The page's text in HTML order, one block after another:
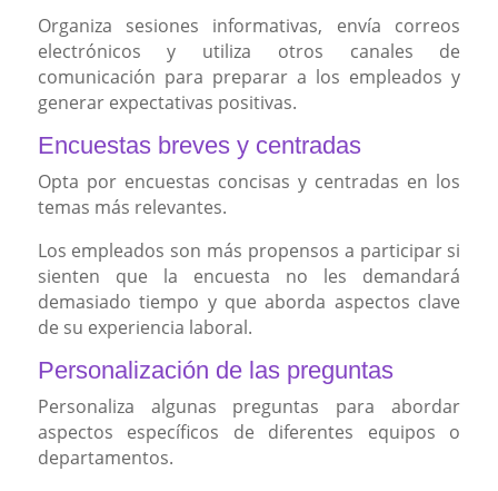
Organiza sesiones informativas, envía correos
electrónicos y utiliza otros canales de
comunicación para preparar a los empleados y
generar expectativas positivas.
Encuestas breves y centradas
Opta por encuestas concisas y centradas en los
temas más relevantes.
Los empleados son más propensos a participar si
sienten que la encuesta no les demandará
demasiado tiempo y que aborda aspectos clave
de su experiencia laboral.
Personalización de las preguntas
Personaliza algunas preguntas para abordar
aspectos específicos de diferentes equipos o
departamentos.